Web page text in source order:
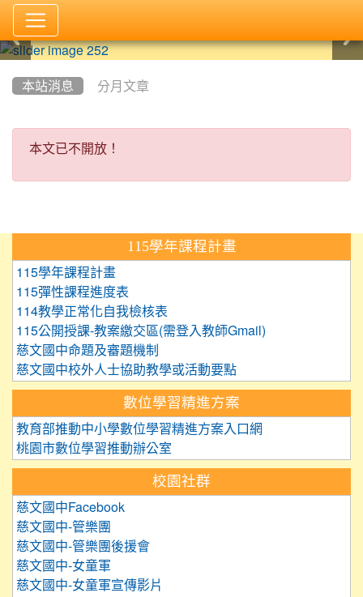
本站消息 分月文章
本文已不開放！
本文已不開放！
115學年課程計畫
115學年課程計畫
115彈性課程進度表
114教學正常化自我檢核表
115公開授課-教案繳交區(需登入教師Gmail)
慈文國中命題及審題機制
慈文國中校外人士協助教學或活動要點
數位學習精進方案
教育部推動中小學數位學習精進方案入口網
桃園市數位學習推動辦公室
校園社群
慈文國中Facebook
慈文國中-管樂團
慈文國中-管樂團後援會
慈文國中-女童軍
慈文國中-女童軍宣傳影片